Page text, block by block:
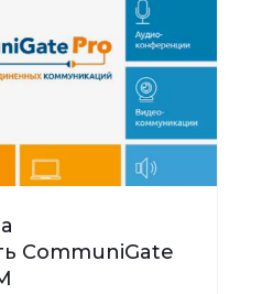
CommuniGate